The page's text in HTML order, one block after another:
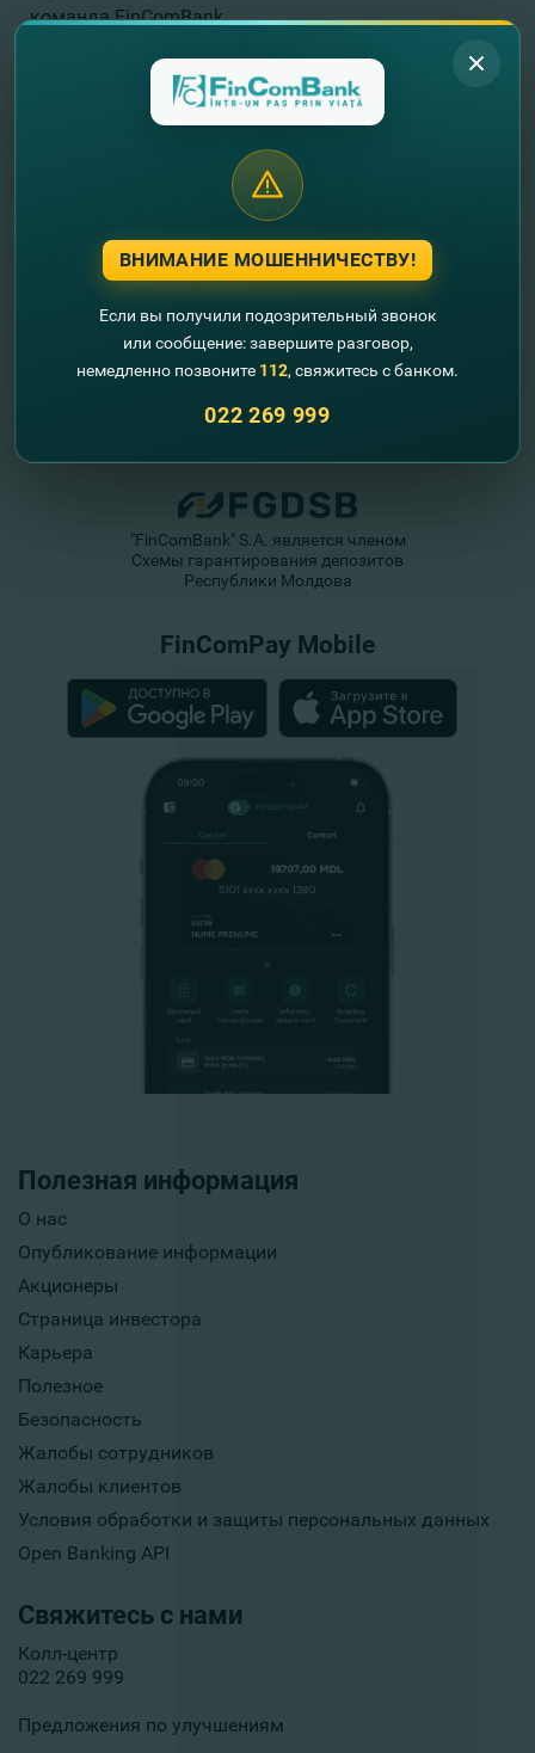
команда FinComBank.
Другие новости
Полезная информация
О нас
Опубликование информации
Акционеры
Страница инвестора
Карьера
Полезное
Безопасность
Жалобы сотрудников
Жалобы клиентов
Условия обработки и защиты персональных данных
Open Banking API
Свяжитесь с нами
Колл-центр
022 269 999
Предложения по улучшениям
"FinComBank" S.A. является членом
Схемы гарантирования депозитов
Республики Молдова
FinComPay Mobile
ВНИМАНИЕ МОШЕННИЧЕСТВУ!
Если вы получили подозрительный звонок
или сообщение: завершите разговор,
немедленно позвоните 112, свяжитесь с банком.
022 269 999